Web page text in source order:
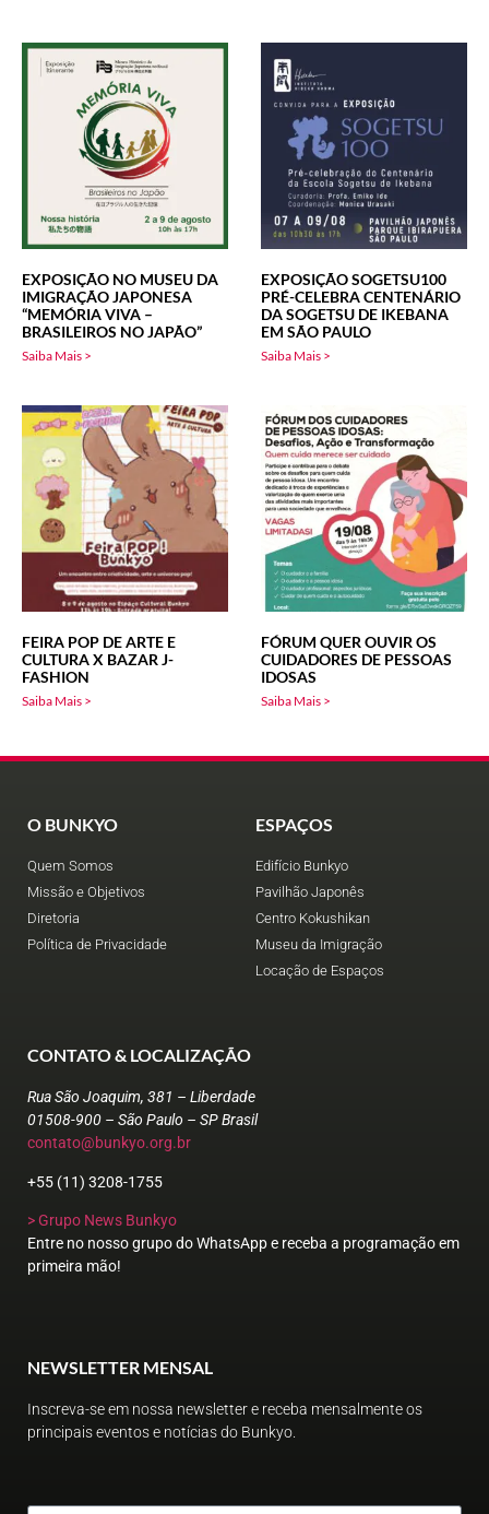
EXPOSIÇÃO NO MUSEU DA
IMIGRAÇÃO JAPONESA
“MEMÓRIA VIVA –
BRASILEIROS NO JAPÃO”
Saiba Mais >
EXPOSIÇÃO SOGETSU100
PRÉ-CELEBRA CENTENÁRIO
DA SOGETSU DE IKEBANA
EM SÃO PAULO
Saiba Mais >
FEIRA POP DE ARTE E
CULTURA X BAZAR J-
FASHION
Saiba Mais >
FÓRUM QUER OUVIR OS
CUIDADORES DE PESSOAS
IDOSAS
Saiba Mais >
O BUNKYO
Quem Somos
Missão e Objetivos
Diretoria
Política de Privacidade
ESPAÇOS
Edifício Bunkyo
Pavilhão Japonês
Centro Kokushikan
Museu da Imigração
Locação de Espaços
CONTATO & LOCALIZAÇÃO
Rua São Joaquim, 381 – Liberdade
01508-900 – São Paulo – SP Brasil
contato@bunkyo.org.br
+55 (11) 3208-1755
> Grupo News Bunkyo
Entre no nosso grupo do WhatsApp e receba a programação em
primeira mão!
NEWSLETTER MENSAL
Inscreva-se em nossa newsletter e receba mensalmente os
principais eventos e notícias do Bunkyo.